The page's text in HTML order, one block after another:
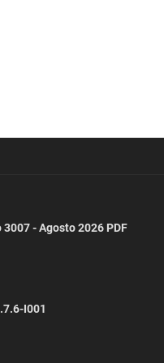
3007 - Agosto 2026 PDF
I001